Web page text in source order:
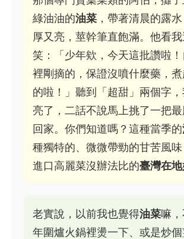
綠油油的油菜 ，帶著清晨的露
厚又亮，莖幹筆直飽滿。他看
笑：「少年欸，今天這批讚啦
裡剛摘的，保證沒噴什麼藥，
的啦！」聽到「超甜」兩個字
亮了，二話不說馬上挑了一把
回家。你們知道嗎？這種當季的
種獨特的、微微帶勁的甘苦風
進口高麗菜沒辦法比的臺灣在
老實說，以前我也覺得油菜嘛
年圍爐火鍋裡燙一下、或是炒